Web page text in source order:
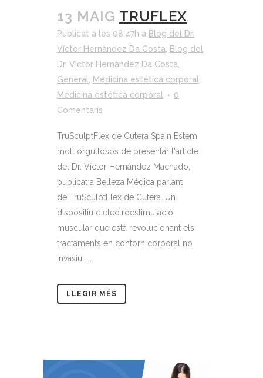
13 MAIG TRUFLEX
Publicat a les 08:47h a Blog del Dr.
Víctor Hernàndez Da Costa Blog del
Dr. Víctor Hernàndez Da Costa
General
Medicina estética corporal
Medicina estética corporal
0
Comentaris
TruSculptFlex de Cutera Spain Estem
molt orgullosos de presentar l'article
del Dr. Víctor Hernández Machado,
publicat a Belleza Médica parlant
de TruSculptFlex de Cutera. Un
dispositiu d'electroestimulació
muscular que està revolucionant els
tractaments en contorn corporal no
invasiu. ...
LLEGIR MÉS